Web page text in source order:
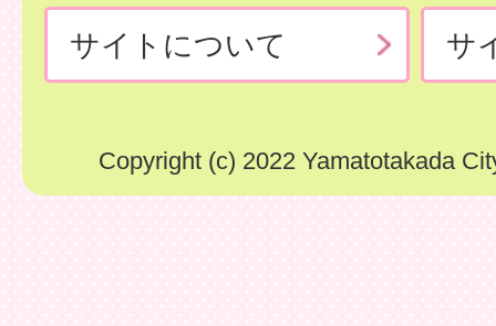
サイトについて サ
Copyright (c) 2022 Yamatotakada